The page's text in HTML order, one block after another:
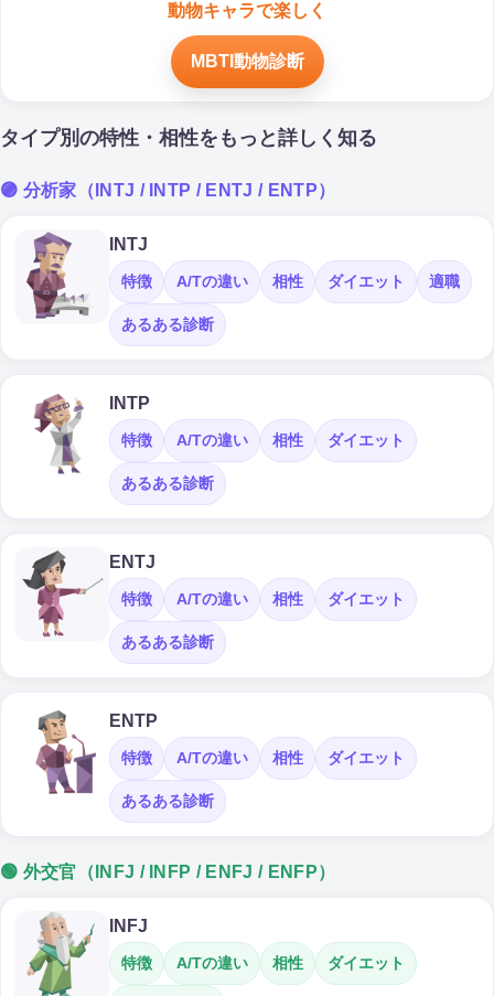
動物キャラで楽しく
MBTI動物診断
タイプ別の特性・相性をもっと詳しく知る
🟣 分析家（INTJ / INTP / ENTJ / ENTP）
INTJ
特徴 A/Tの違い 相性 ダイエット 適職
あるある診断
INTP
特徴 A/Tの違い 相性 ダイエット
あるある診断
ENTJ
特徴 A/Tの違い 相性 ダイエット
あるある診断
ENTP
特徴 A/Tの違い 相性 ダイエット
あるある診断
🟢 外交官（INFJ / INFP / ENFJ / ENFP）
INFJ
特徴 A/Tの違い 相性 ダイエット